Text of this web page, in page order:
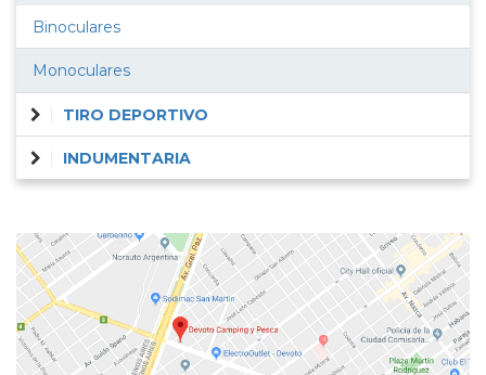
Binoculares
Monoculares
TIRO DEPORTIVO
INDUMENTARIA